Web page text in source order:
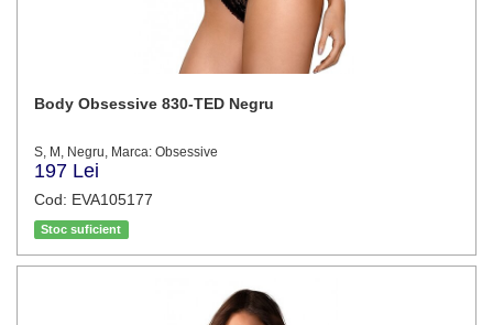
Body Obsessive 830-TED Negru
S, M, Negru, Marca: Obsessive
197 Lei
Cod: EVA105177
Stoc suficient